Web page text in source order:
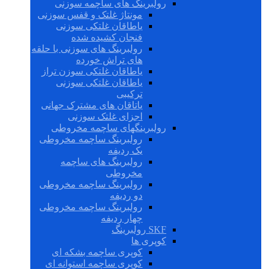
رولبرینگ های ساچمه سوزنی
مونتاژ غلتک و قفس سوزنی
یاطاقان غلتکی سوزنی
فنجان کشیده شده
رولبرینگ های سوزنی با حلقه
های تراش خورده
یاطاقان غلتکی سوزن تراز
یاطاقان غلتکی سوزنی
ترکیبی
یاتاقان های مشترک جهانی
اجزای غلتک سوزنی
رولبرینگهای ساچمه مخروطی
رولبرینگ ساچمه مخروطی
یک ردیفه
رولبرینگ های ساچمه
مخروطی
رولبرینگ ساچمه مخروطی
دو ردیفه
رولبرینگ ساچمه مخروطی
چهار ردیفه
SKF رولبرینگ
کوپری ها
کوپری ساچمه بشکه ای
کوپری ساچمه استوانه ای